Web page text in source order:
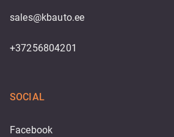
sales@kbauto.ee
+37256804201
SOCIAL
Facebook